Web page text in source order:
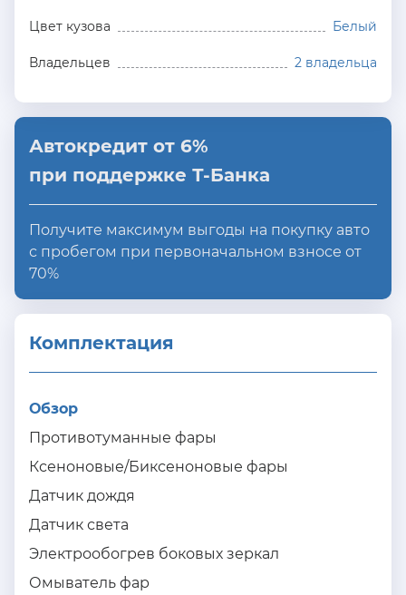
Цвет кузова Белый
Владельцев 2 владельца
Автокредит от 6%
при поддержке Т-Банка
Получите максимум выгоды на покупку авто
с пробегом при первоначальном взносе от
70%
Комплектация
Обзор
Противотуманные фары
Ксеноновые/Биксеноновые фары
Датчик дождя
Датчик света
Электрообогрев боковых зеркал
Омыватель фар